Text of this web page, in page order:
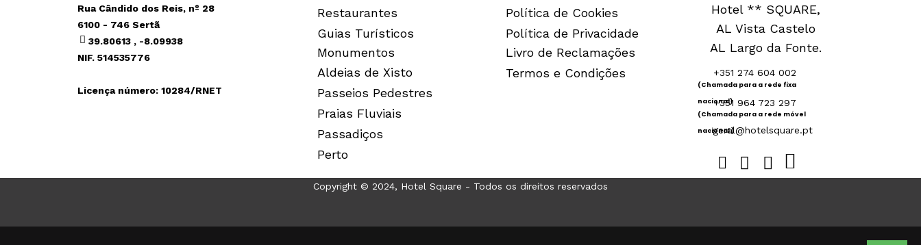
Rua Cândido dos Reis, nº 28
6100 - 746 Sertã
39.80613 , -8.09938
NIF. 514535776
Licença número: 10284/RNET
Política de Privacidade
Política de Cookies
Livro de Reclamações
Termos e Condições
+351 274 604 002
geral@hotelsquare.pt
(Chamada para a rede fixa
nacional)
(Chamada para a rede móvel
nacional )
+351 964 723 297
Copyright © 2024, Hotel Square - Todos os direitos reservados
Guias Turísticos
Monumentos
Aldeias de Xisto
Passeios Pedestres
Praias Fluviais
Passadiços
Perto
Restaurantes
Hotel ** SQUARE,
AL Vista Castelo
AL Largo da Fonte.